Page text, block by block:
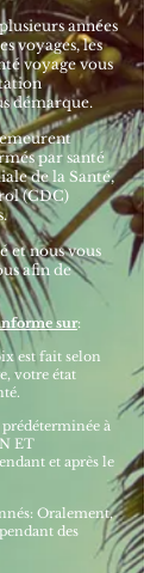
années
voyages, les
voyage vous
démarque.
par santé
de la Santé,
(CDC)
et nous vous
afin de
sur:
est fait selon
votre état
à
ET
et après le
Oralement,
des